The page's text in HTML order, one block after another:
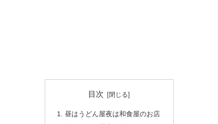
目次
昼はうどん屋夜は和食屋のお店